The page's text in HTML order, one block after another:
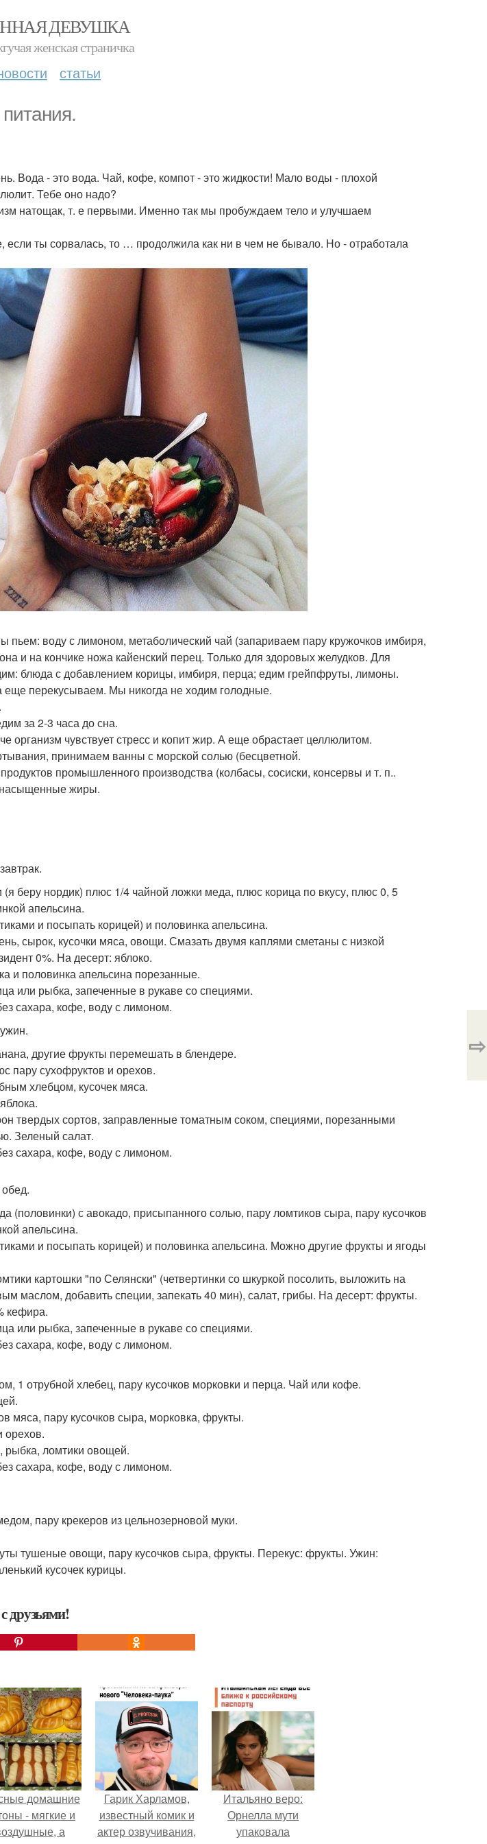
ДЕВУШКА
женская страничка
статьи
Вода - это вода. Чай, кофе, компот - это жидкости! Мало воды - плохой
Тебе оно надо?
натощак, т. е первыми. Именно так мы пробуждаем тело и улучшаем
если ты сорвалась, то … продолжила как ни в чем не бывало. Но - отработала
пьем: воду с лимоном, метаболический чай (запариваем пару кружочков имбиря,
и на кончике ножа кайенский перец. Только для здоровых желудков. Для
блюда с добавлением корицы, имбиря, перца; едим грейпфруты, лимоны.
перекусываем. Мы никогда не ходим голодные.
за 2-3 часа до сна.
организм чувствует стресс и копит жир. А еще обрастает целлюлитом.
принимаем ванны с морской солью (бесцветной.
промышленного производства (колбасы, сосиски, консервы и т. п..
жиры.
беру нордик) плюс 1/4 чайной ложки меда, плюс корица по вкусу, плюс 0, 5
апельсина.
и посыпать корицей) и половинка апельсина.
сырок, кусочки мяса, овощи. Смазать двумя каплями сметаны с низкой
0%. На десерт: яблоко.
и половинка апельсина порезанные.
или рыбка, запеченные в рукаве со специями.
сахара, кофе, воду с лимоном.
другие фрукты перемешать в блендере.
пару сухофруктов и орехов.
хлебцом, кусочек мяса.
твердых сортов, заправленные томатным соком, специями, порезанными
Зеленый салат.
сахара, кофе, воду с лимоном.
(половинки) с авокадо, присыпанного солью, пару ломтиков сыра, пару кусочков
апельсина.
и посыпать корицей) и половинка апельсина. Можно другие фрукты и ягоды
картошки "по Селянски" (четвертинки со шкуркой посолить, выложить на
маслом, добавить специи, запекать 40 мин), салат, грибы. На десерт: фрукты.
кефира.
или рыбка, запеченные в рукаве со специями.
сахара, кофе, воду с лимоном.
1 отрубной хлебец, пару кусочков морковки и перца. Чай или кофе.
мяса, пару кусочков сыра, морковка, фрукты.
орехов.
ломтики овощей.
сахара, кофе, воду с лимоном.
пару крекеров из цельнозерновой муки.
тушеные овощи, пару кусочков сыра, фрукты. Перекус: фрукты. Ужин:
кусочек курицы.
друзьями!
⇨
домашние
- мягкие и
а
Гарик Харламов,
известный комик и
актер озвучивания,
Итальяно веро:
Орнелла мути
упаковала